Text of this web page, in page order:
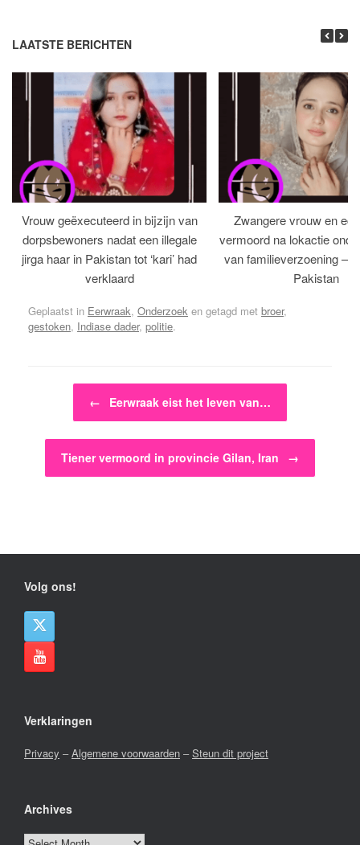
LAATSTE BERICHTEN
Vrouw geëxecuteerd in bijzijn van
dorpsbewoners nadat een illegale
jirga haar in Pakistan tot ‘kari’ had
verklaard
Zwangere vrouw en
vermoord na lokactie
van familieverzoening –
Pakistan
Geplaatst in Eerwraak, Onderzoek en getagd met broer,
gestoken, Indiase dader, politie.
Bericht navigatie
← Eerwraak eist het leven van…
Tiener vermoord in provincie Gilan, Iran →
Volg ons!
Verklaringen
Privacy –Algemene voorwaarden –Steun dit project
Archives
Archives